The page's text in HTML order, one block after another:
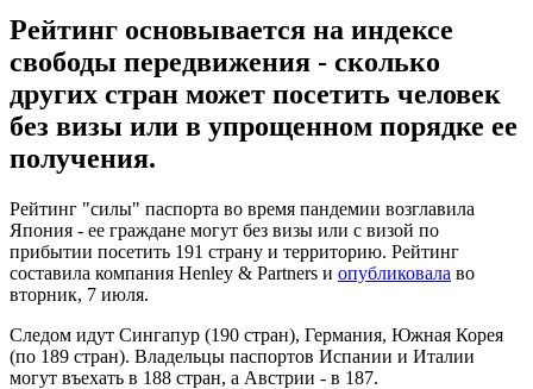
Рейтинг основывается на индексе
свободы передвижения - сколько
других стран может посетить человек
без визы или в упрощенном порядке ее
получения.
Рейтинг "силы" паспорта во время пандемии возглавила
Япония - ее граждане могут без визы или с визой по
прибытии посетить 191 страну и территорию. Рейтинг
составила компания Henley & Partners и опубликовала во
вторник, 7 июля.
Следом идут Сингапур (190 стран), Германия, Южная Корея
(по 189 стран). Владельцы паспортов Испании и Италии
могут въехать в 188 стран, а Австрии - в 187.